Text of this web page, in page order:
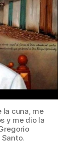
la
de
José
la cuna, me
y me dio la